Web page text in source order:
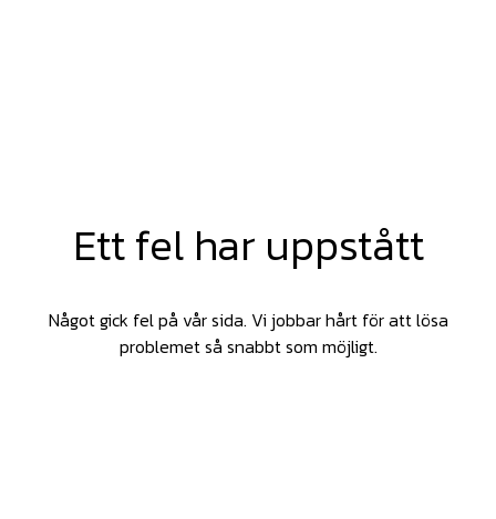
Ett fel har uppstått
Något gick fel på vår sida. Vi jobbar hårt för att lösa
problemet så snabbt som möjligt.